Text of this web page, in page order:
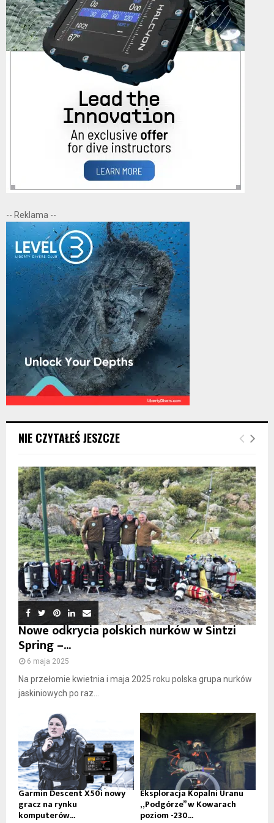
-- Reklama --
NIE CZYTAŁEŚ JESZCZE
Nowe odkrycia polskich nurków w Sintzi
Spring –...
6 maja 2025
Na przełomie kwietnia i maja 2025 roku polska grupa nurków
jaskiniowych po raz...
Garmin Descent X50i nowy
gracz na rynku
komputerów...
Eksploracja Kopalni Uranu
„Podgórze” w Kowarach
poziom -230...